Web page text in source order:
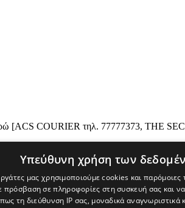
ευρώ [ACS COURIER τηλ. 77777373,
Υπεύθυνη χρήση των
μας χρησιμοποιούμε cookies και
πρόσβαση σε πληροφορίες στη συσκευή σας και
τη διεύθυνση IP σας, μοναδικά αναγνωριστικά